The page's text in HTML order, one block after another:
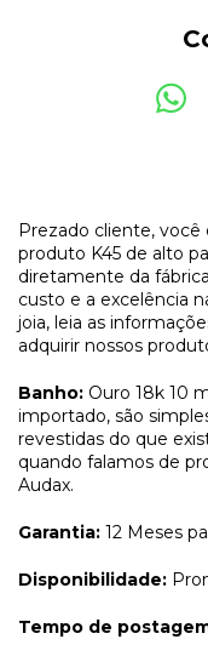
Prezado cliente,
produto K45 de alto
diretamente da
custo e a excelência
joia, leia as
adquirir nossos
Banho: Ouro 18k 10
importado, são
revestidas do que
quando falamos de
Audax.
Garantia: 12 Meses
Disponibilidade:
Tempo de